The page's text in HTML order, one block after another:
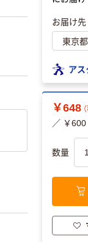
お届け先
ア
￥648
／ ￥600
数量